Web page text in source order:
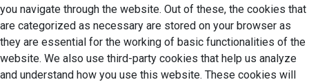
you navigate through the website. Out of these, the cookies that
are categorized as necessary are stored on your browser as
they are essential for the working of basic functionalities of the
website. We also use third-party cookies that help us analyze
and understand how you use this website. These cookies will